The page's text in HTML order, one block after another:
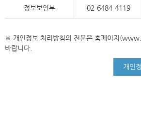
정보보안부 02-6484-4119
※ 개인정보 처리방침의 전문은 홈페이지
바랍니다.
개인